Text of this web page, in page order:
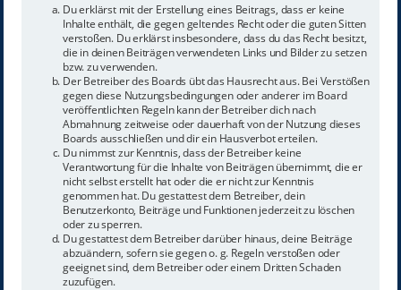
Du erklärst mit der Erstellung eines Beitrags, dass er keine
Inhalte enthält, die gegen geltendes Recht oder die guten Sitten
verstoßen. Du erklärst insbesondere, dass du das Recht besitzt,
die in deinen Beiträgen verwendeten Links und Bilder zu setzen
bzw. zu verwenden.
Der Betreiber des Boards übt das Hausrecht aus. Bei Verstößen
gegen diese Nutzungsbedingungen oder anderer im Board
veröffentlichten Regeln kann der Betreiber dich nach
Abmahnung zeitweise oder dauerhaft von der Nutzung dieses
Boards ausschließen und dir ein Hausverbot erteilen.
Du nimmst zur Kenntnis, dass der Betreiber keine
Verantwortung für die Inhalte von Beiträgen übernimmt, die er
nicht selbst erstellt hat oder die er nicht zur Kenntnis
genommen hat. Du gestattest dem Betreiber, dein
Benutzerkonto, Beiträge und Funktionen jederzeit zu löschen
oder zu sperren.
Du gestattest dem Betreiber darüber hinaus, deine Beiträge
abzuändern, sofern sie gegen o. g. Regeln verstoßen oder
geeignet sind, dem Betreiber oder einem Dritten Schaden
zuzufügen.